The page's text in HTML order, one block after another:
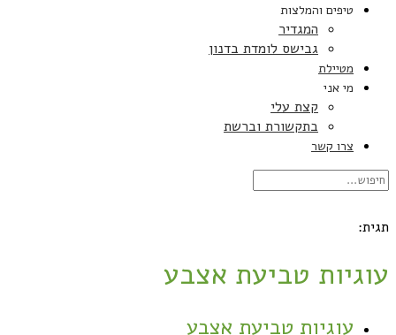
טיפים והמלצות
המגדיר
גבישס לומדת בדנון
מטיילת
מי אני
קצת עלי
בתקשורת וברשת
צרו קשר
תגית:
עוגיות טביעת אצבע
עוגיות טביעת אצבע